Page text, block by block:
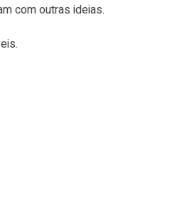
com outras ideias.